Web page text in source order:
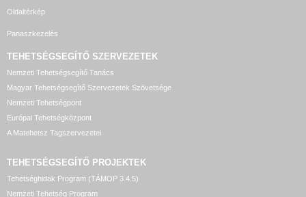
Oldaltérkép
Panaszkezelés
TEHETSÉGSEGÍTŐ SZERVEZETEK
Nemzeti Tehetségsegítő Tanács
Magyar Tehetségsegítő Szervezetek Szövetsége
Nemzeti Tehetségpont
Európai Tehetségközpont
A Matehetsz Tagszervezetei
TEHETSÉGSEGÍTŐ PROJEKTEK
Tehetséghidak Program (TÁMOP 3.4.5)
Nemzeti Tehetség Program